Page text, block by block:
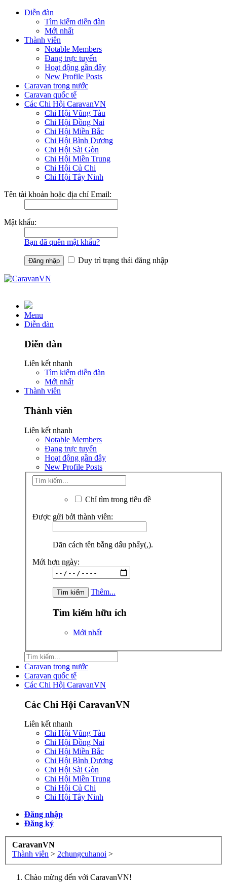
Diễn đàn
Tìm kiếm diễn đàn
Mới nhất
Thành viên
Notable Members
Đang trực tuyến
Hoạt động gần đây
New Profile Posts
Caravan trong nước
Caravan quốc tế
Các Chi Hội CaravanVN
Chi Hội Vũng Tàu
Chi Hội Đồng Nai
Chi Hội Miền Bắc
Chi Hội Bình Dương
Chi Hội Sài Gòn
Chi Hội Miền Trung
Chi Hội Củ Chi
Chi Hội Tây Ninh
Tên tài khoản hoặc địa chỉ Email:
Mật khẩu:
Bạn đã quên mật khẩu?
Duy trì trạng thái đăng nhập
Menu
Diễn đàn
Diễn đàn
Liên kết nhanh
Tìm kiếm diễn đàn
Mới nhất
Thành viên
Thành viên
Liên kết nhanh
Notable Members
Đang trực tuyến
Hoạt động gần đây
New Profile Posts
Chỉ tìm trong tiêu đề
Được gửi bởi thành viên:
Dãn cách tên bằng dấu phẩy(,).
Mới hơn ngày:
Thêm...
Tìm kiếm hữu ích
Mới nhất
Caravan trong nước
Caravan quốc tế
Các Chi Hội CaravanVN
Các Chi Hội CaravanVN
Liên kết nhanh
Chi Hội Vũng Tàu
Chi Hội Đồng Nai
Chi Hội Miền Bắc
Chi Hội Bình Dương
Chi Hội Sài Gòn
Chi Hội Miền Trung
Chi Hội Củ Chi
Chi Hội Tây Ninh
Đăng nhập
Đăng ký
CaravanVN
Thành viên > 2chungcuhanoi >
Chào mừng đến với CaravanVN!